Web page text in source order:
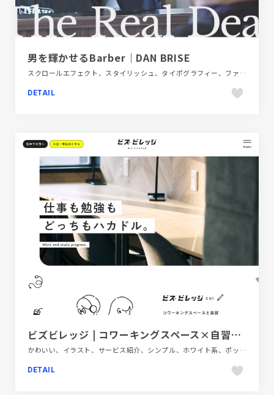
男を輝かせるBarber｜DAN BRISE
スクロールエフェクト、スタイリッシュ、タイポグラフィー、ファッション・ビューティー、ブラック系 、施設・店舗サイト
DETAIL
ビズビレッジ | コワーキングスペース×自習室 | 豊田市
かわいい、イラスト、サービス紹介、シンプル、ホワイト系、ポップ、大きめ写真、施設・店舗サイト、金融・法律・人材・専門職
DETAIL